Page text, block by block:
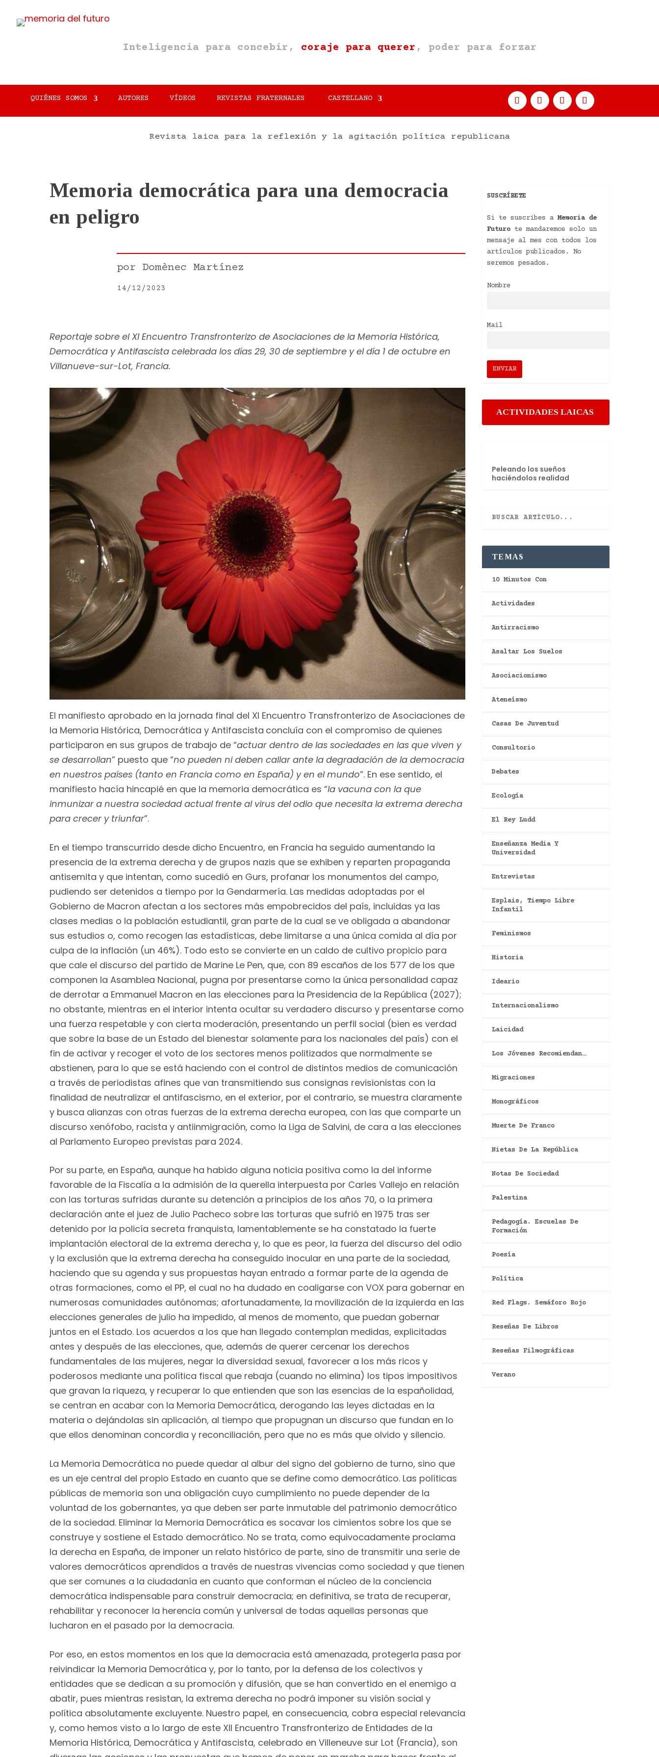
Inteligencia para concebir, coraje para querer , poder para forzar
QUIÉNES SOMOS AUTORES VÍDEOS REVISTAS FRATERNALES CASTELLANO
Revista laica para la reflexión y la agitación política republicana
Memoria democrática para una democracia
en peligro
por Domènec Martínez
14/12/2023
Reportaje sobre el XI Encuentro Transfronterizo de Asociaciones de la Memoria Histórica,
Democrática y Antifascista celebrada los días 29, 30 de septiembre y el día 1 de octubre en
Villanueve-sur-Lot, Francia.
El manifiesto aprobado en la jornada final del XI Encuentro Transfronterizo de Asociaciones de
la Memoria Histórica, Democrática y Antifascista concluía con el compromiso de quienes
participaron en sus grupos de trabajo de “actuar dentro de las sociedades en las que viven y
se desarrollan” puesto que “no pueden ni deben callar ante la degradación de la democracia
en nuestros países (tanto en Francia como en España) y en el mundo”. En ese sentido, el
manifiesto hacía hincapié en que la memoria democrática es “la vacuna con la que
inmunizar a nuestra sociedad actual frente al virus del odio que necesita la extrema derecha
para crecer y triunfar”.
En el tiempo transcurrido desde dicho Encuentro, en Francia ha seguido aumentando la
presencia de la extrema derecha y de grupos nazis que se exhiben y reparten propaganda
antisemita y que intentan, como sucedió en Gurs, profanar los monumentos del campo,
pudiendo ser detenidos a tiempo por la Gendarmería. Las medidas adoptadas por el
Gobierno de Macron afectan a los sectores más empobrecidos del país, incluidas ya las
clases medias o la población estudiantil, gran parte de la cual se ve obligada a abandonar
sus estudios o, como recogen las estadísticas, debe limitarse a una única comida al día por
culpa de la inflación (un 46%). Todo esto se convierte en un caldo de cultivo propicio para
que cale el discurso del partido de Marine Le Pen, que, con 89 escaños de los 577 de los que
componen la Asamblea Nacional, pugna por presentarse como la única personalidad capaz
de derrotar a Emmanuel Macron en las elecciones para la Presidencia de la República (2027);
no obstante, mientras en el interior intenta ocultar su verdadero discurso y presentarse como
una fuerza respetable y con cierta moderación, presentando un perfil social (bien es verdad
que sobre la base de un Estado del bienestar solamente para los nacionales del país) con el
fin de activar y recoger el voto de los sectores menos politizados que normalmente se
abstienen, para lo que se está haciendo con el control de distintos medios de comunicación
a través de periodistas afines que van transmitiendo sus consignas revisionistas con la
finalidad de neutralizar el antifascismo, en el exterior, por el contrario, se muestra claramente
y busca alianzas con otras fuerzas de la extrema derecha europea, con las que comparte un
discurso xenófobo, racista y antiinmigración, como la Liga de Salvini, de cara a las elecciones
al Parlamento Europeo previstas para 2024.
Por su parte, en España, aunque ha habido alguna noticia positiva como la del informe
favorable de la Fiscalía a la admisión de la querella interpuesta por Carles Vallejo en relación
con las torturas sufridas durante su detención a principios de los años 70, o la primera
declaración ante el juez de Julio Pacheco sobre las torturas que sufrió en 1975 tras ser
detenido por la policía secreta franquista, lamentablemente se ha constatado la fuerte
implantación electoral de la extrema derecha y, lo que es peor, la fuerza del discurso del odio
y la exclusión que la extrema derecha ha conseguido inocular en una parte de la sociedad,
haciendo que su agenda y sus propuestas hayan entrado a formar parte de la agenda de
otras formaciones, como el PP, el cual no ha dudado en coaligarse con VOX para gobernar en
numerosas comunidades autónomas; afortunadamente, la movilización de la izquierda en las
elecciones generales de julio ha impedido, al menos de momento, que puedan gobernar
juntos en el Estado. Los acuerdos a los que han llegado contemplan medidas, explicitadas
antes y después de las elecciones, que, además de querer cercenar los derechos
fundamentales de las mujeres, negar la diversidad sexual, favorecer a los más ricos y
poderosos mediante una política fiscal que rebaja (cuando no elimina) los tipos impositivos
que gravan la riqueza, y recuperar lo que entienden que son las esencias de la españolidad,
se centran en acabar con la Memoria Democrática, derogando las leyes dictadas en la
materia o dejándolas sin aplicación, al tiempo que propugnan un discurso que fundan en lo
que ellos denominan concordia y reconciliación, pero que no es más que olvido y silencio.
La Memoria Democrática no puede quedar al albur del signo del gobierno de turno, sino que
es un eje central del propio Estado en cuanto que se define como democrático. Las políticas
públicas de memoria son una obligación cuyo cumplimiento no puede depender de la
voluntad de los gobernantes, ya que deben ser parte inmutable del patrimonio democrático
de la sociedad. Eliminar la Memoria Democrática es socavar los cimientos sobre los que se
construye y sostiene el Estado democrático. No se trata, como equivocadamente proclama
la derecha en España, de imponer un relato histórico de parte, sino de transmitir una serie de
valores democráticos aprendidos a través de nuestras vivencias como sociedad y que tienen
que ser comunes a la ciudadanía en cuanto que conforman el núcleo de la conciencia
democrática indispensable para construir democracia; en definitiva, se trata de recuperar,
rehabilitar y reconocer la herencia común y universal de todas aquellas personas que
lucharon en el pasado por la democracia.
Por eso, en estos momentos en los que la democracia está amenazada, protegerla pasa por
reivindicar la Memoria Democrática y, por lo tanto, por la defensa de los colectivos y
entidades que se dedican a su promoción y difusión, que se han convertido en el enemigo a
abatir, pues mientras resistan, la extrema derecha no podrá imponer su visión social y
política absolutamente excluyente. Nuestro papel, en consecuencia, cobra especial relevancia
y, como hemos visto a lo largo de este XII Encuentro Transfronterizo de Entidades de la
Memoria Histórica, Democrática y Antifascista, celebrado en Villeneuve sur Lot (Francia), son
SUSCRÍBETE
Si te suscribes aMemoria de
Futuro te mandaremos solo un
mensaje al mes con todos los
artículos publicados. No
seremos pesados.
Nombre
Mail
ACTIVIDADES LAICAS
Peleando los sueños
haciéndolos realidad
TEMAS
10 Minutos Con
Actividades
Antirracismo
Asaltar Los Suelos
Asociacionismo
Ateneísmo
Casas De Juventud
Consultorio
Debates
Ecología
El Rey Ludd
Enseñanza Media Y
Universidad
Entrevistas
Esplais, Tiempo Libre
Infantil
Feminismos
Historia
Ideario
Internacionalismo
Laicidad
Los Jóvenes Recomiendan…
Migraciones
Monográficos
Muerte De Franco
Nietas De La República
Notas De Sociedad
Palestina
Pedagogía. Escuelas De
Formación
Poesía
Política
Red Flags. Semáforo Rojo
Reseñas De Libros
Reseñas Filmográficas
Verano